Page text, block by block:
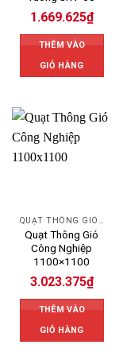
1.669.625₫
THÊM VÀO
GIỎ HÀNG
Quạt Thông Gió
Công Nghiệp
1100×1100
3.023.375₫
THÊM VÀO
GIỎ HÀNG